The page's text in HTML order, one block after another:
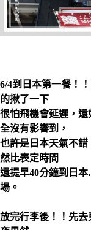
6/4到日本第一餐！
的揪了一下
很怕飛機會延遲，
全沒有影響到，
也許是日本天氣不
然比表定時間
還提早40分鐘到日
場。
放完行李後！！先